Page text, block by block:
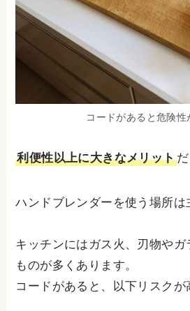
コードがあると危険性
利便性以上に大きなメリット
ハンドブレンダーを使う場所は
キッチンにはガス火、刃物やガ
ものが多くあります。
コードがあると、以下リスクが